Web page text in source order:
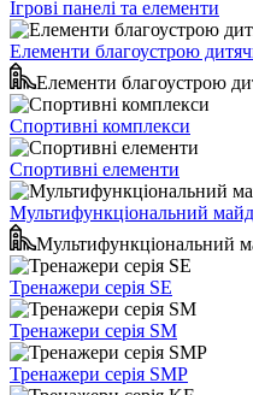
Ігрові панелі та елементи
Елементи благоустрою
Елементи благоустрою
Спортивні комплекси
Спортивні елементи
Мультифункціональний
Мультифункціональний
Тренажери серія SE
Тренажери серія SM
Тренажери серія SMP